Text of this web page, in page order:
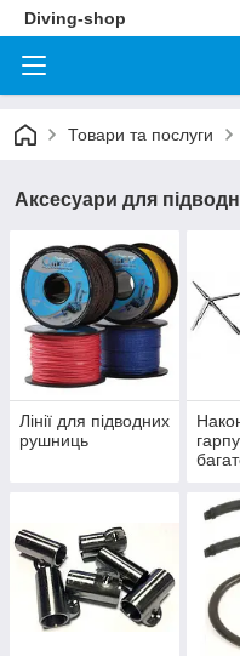
Diving-shop
Товари та послуги
Аксесуари для
Лінії для підводних
рушниць